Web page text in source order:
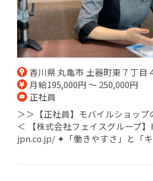
香川県 丸亀市 土器町東７丁目
月給195,000円 ～ 250,000円
正社員
＞＞【正社員】モバイルショッ
＜ 【株式会社フェイスグループ
jpn.co.jp/ ✦「働きやすさ」と「